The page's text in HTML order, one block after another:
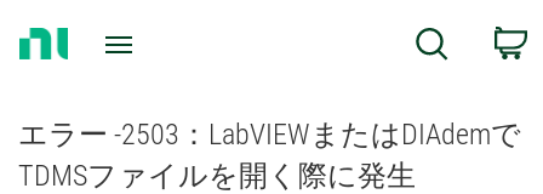
Search
エラー -2503：LabVIEWまたはDIAdemで
TDMSファイルを開く際に発生